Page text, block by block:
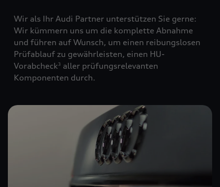
Wir als Ihr Audi Partner unterstützen Sie gerne:
Wir kümmern uns um die komplette Abnahme
und führen auf Wunsch, um einen reibungslosen
Prüfablauf zu gewährleisten, einen HU-
Vorabcheck3 aller prüfungsrelevanten
Komponenten durch.